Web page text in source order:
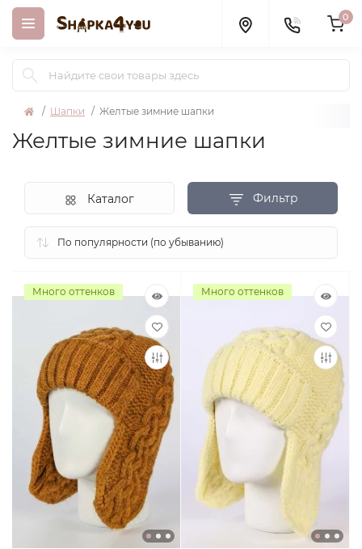
0
Шапки Желтые зимние шапки
Желтые зимние шапки
Фильтр
Каталог
Много оттенков Много оттенков